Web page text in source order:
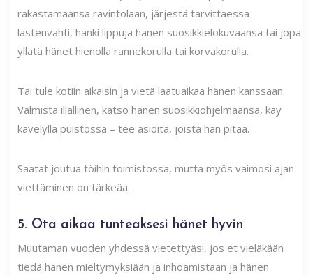
rakastamaansa ravintolaan, järjestä tarvittaessa
lastenvahti, hanki lippuja hänen suosikkielokuvaansa tai jopa
yllätä hänet hienolla rannekorulla tai korvakorulla.
Tai tule kotiin aikaisin ja vietä laatuaikaa hänen kanssaan.
Valmista illallinen, katso hänen suosikkiohjelmaansa, käy
kävelyllä puistossa – tee asioita, joista hän pitää.
Saatat joutua töihin toimistossa, mutta myös vaimosi ajan
viettäminen on tärkeää.
5. Ota aikaa tunteaksesi hänet hyvin
Muutaman vuoden yhdessä vietettyäsi, jos et vieläkään
tiedä hänen mieltymyksiään ja inhoamistaan ​​ja hänen